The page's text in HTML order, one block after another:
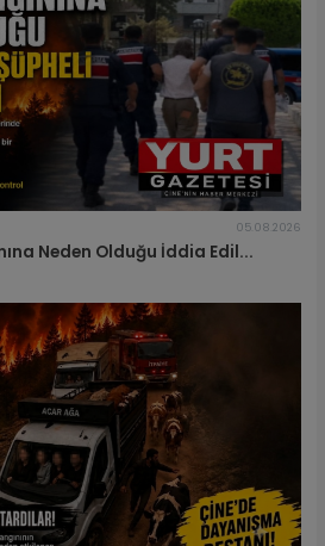
05.08.2026
Neden Olduğu İddia Edil...